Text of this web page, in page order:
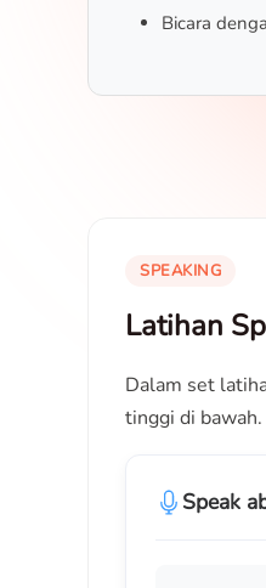
Bicara
SPEAKING
Latihan
Dalam set
tinggi di bawah.
Speak